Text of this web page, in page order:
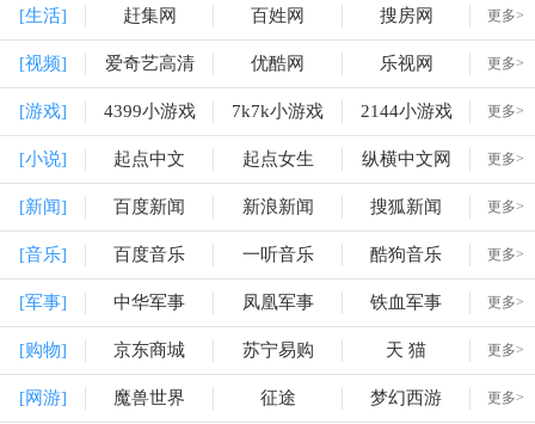
[生活] 赶集网 百姓网 搜房网 更多>
[视频] 爱奇艺高清 优酷网 乐视网 更多>
[游戏] 4399小游戏 7k7k小游戏 2144小游戏 更多>
[小说] 起点中文 起点女生 纵横中文网 更多>
[新闻] 百度新闻 新浪新闻 搜狐新闻 更多>
[音乐] 百度音乐 一听音乐 酷狗音乐 更多>
[军事] 中华军事 凤凰军事 铁血军事 更多>
[购物] 京东商城 苏宁易购 天 猫 更多>
[网游] 魔兽世界 征途 梦幻西游 更多>